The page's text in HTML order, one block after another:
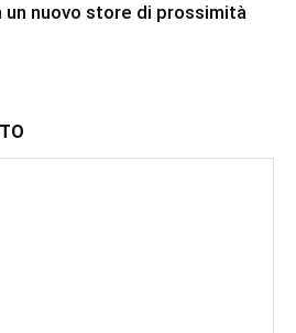
un nuovo store di prossimità